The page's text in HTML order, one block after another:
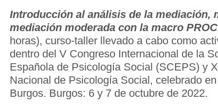
Introducción al análisis de la mediación,
mediación moderada con la macro
horas), curso-taller llevado a cabo como
dentro del V Congreso Internacional de la
Española de Psicología Social (SCEPS) y
Nacional de Psicología Social, celebrado
Burgos. Burgos: 6 y 7 de octubre de 2022.